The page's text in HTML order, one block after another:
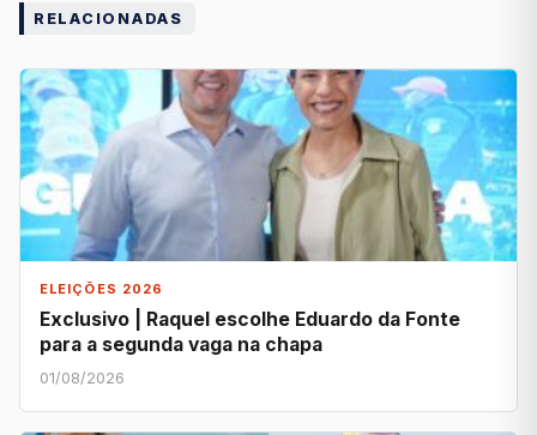
RELACIONADAS
ELEIÇÕES 2026
Exclusivo | Raquel escolhe Eduardo da Fonte
para a segunda vaga na chapa
01/08/2026